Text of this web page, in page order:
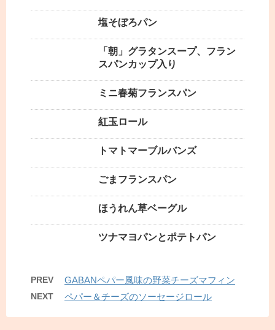
塩そぼろパン
「朝」グラタンスープ、フラン
スパンカップ入り
ミニ春菊フランスパン
紅玉ロール
トマトマーブルバンズ
ごまフランスパン
ほうれん草ベーグル
ツナマヨパンとポテトパン
PREV GABANペパー風味の野菜チーズマフィン
NEXT ペパー＆チーズのソーセージロール